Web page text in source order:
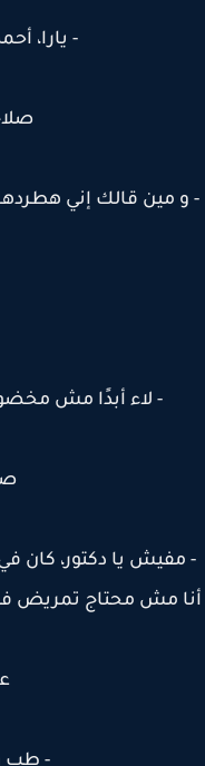
- يارا،
مين قالك إني
- لاء أبدًا مش
يا دكتور، كان في
مش محتاج تمريض
- طب و